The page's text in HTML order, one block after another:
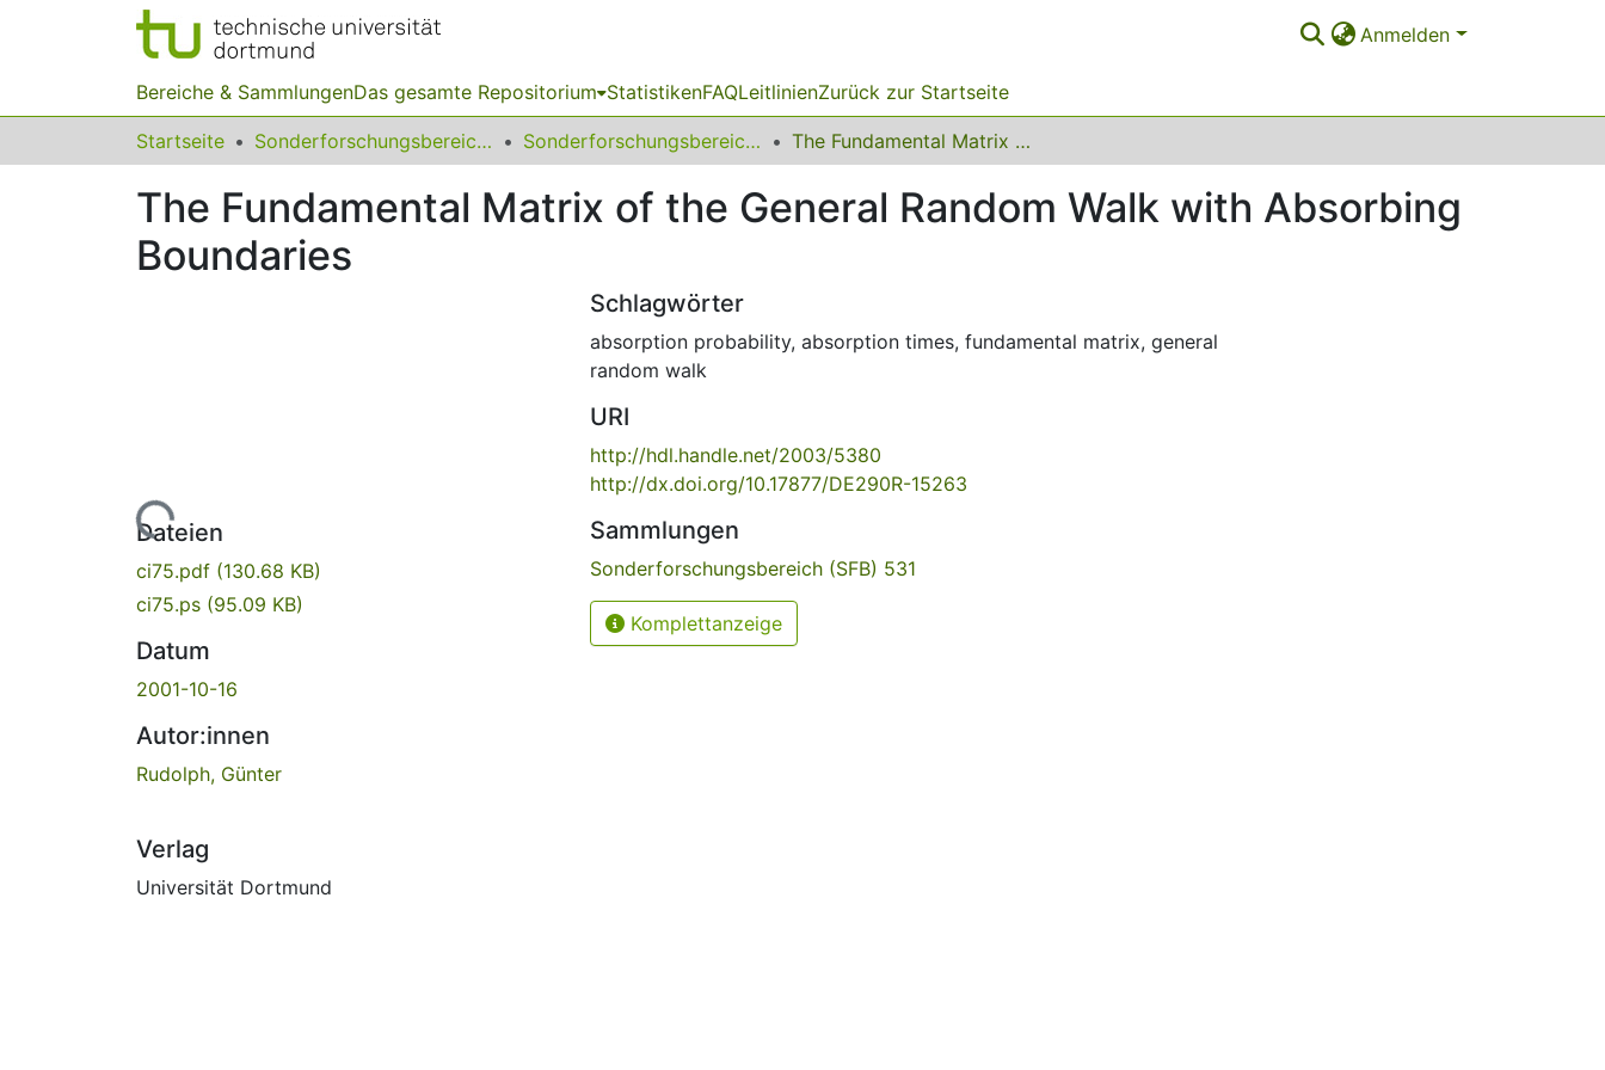
Anmelden
Bereiche & SammlungenDas gesamte Repositorium StatistikenFAQLeitlinienZurück zur Startseite
Startseite Sonderforschungsbereiche Sonderforschungsbereich (SFB) 531 The Fundamental Matrix of the General Random Walk with Absorbing Boundaries
The Fundamental Matrix of the General Random Walk with Absorbing
Boundaries
Lade...
Dateien
ci75.pdf (130.68 KB)
ci75.ps (95.09 KB)
Datum
2001-10-16
Autor:innen
Rudolph, Günter
Verlag
Universität Dortmund
Schlagwörter
absorption probability, absorption times, fundamental matrix, general
random walk
URI
http://hdl.handle.net/2003/5380
http://dx.doi.org/10.17877/DE290R-15263
Sammlungen
Sonderforschungsbereich (SFB) 531
Komplettanzeige